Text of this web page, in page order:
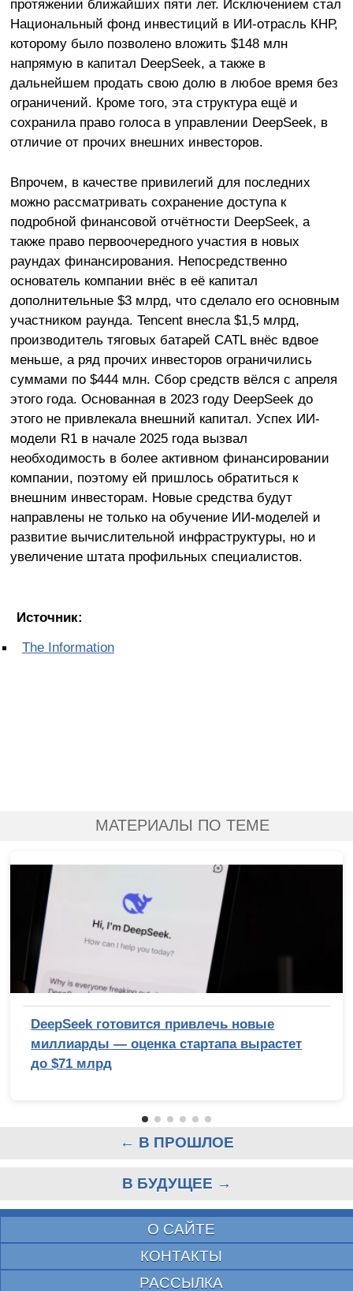
протяжении ближайших пяти лет. Исключением стал
Национальный фонд инвестиций в ИИ-отрасль КНР,
которому было позволено вложить $148 млн
напрямую в капитал DeepSeek, а также в
дальнейшем продать свою долю в любое время без
ограничений. Кроме того, эта структура ещё и
сохранила право голоса в управлении DeepSeek, в
отличие от прочих внешних инвесторов.
Впрочем, в качестве привилегий для последних
можно рассматривать сохранение доступа к
подробной финансовой отчётности DeepSeek, а
также право первоочередного участия в новых
раундах финансирования. Непосредственно
основатель компании внёс в её капитал
дополнительные $3 млрд, что сделало его основным
участником раунда. Tencent внесла $1,5 млрд,
производитель тяговых батарей CATL внёс вдвое
меньше, а ряд прочих инвесторов ограничились
суммами по $444 млн. Сбор средств вёлся с апреля
этого года. Основанная в 2023 году DeepSeek до
этого не привлекала внешний капитал. Успех ИИ-
модели R1 в начале 2025 года вызвал
необходимость в более активном финансировании
компании, поэтому ей пришлось обратиться к
внешним инвесторам. Новые средства будут
направлены не только на обучение ИИ-моделей и
развитие вычислительной инфраструктуры, но и
увеличение штата профильных специалистов.
Источник:
The Information
МАТЕРИАЛЫ ПО ТЕМЕ
DeepSeek готовится привлечь новые
миллиарды — оценка стартапа вырастет
до $71 млрд
← В ПРОШЛОЕ
В БУДУЩЕЕ →
О САЙТЕ
КОНТАКТЫ
РАССЫЛКА